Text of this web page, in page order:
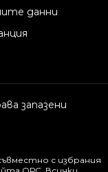
данни
запазени
с избрания